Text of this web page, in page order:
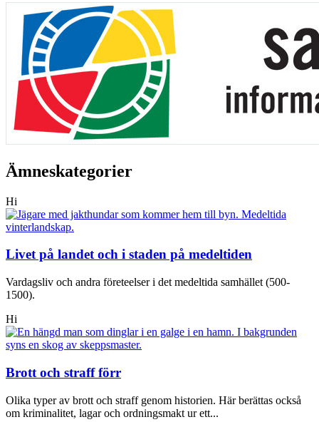
Ämneskategorier
Hi
Livet på landet och i staden på medeltiden
Vardagsliv och andra företeelser i det medeltida samhället (500-
1500).
Hi
Brott och straff förr
Olika typer av brott och straff genom historien. Här berättas också
om kriminalitet, lagar och ordningsmakt ur ett...